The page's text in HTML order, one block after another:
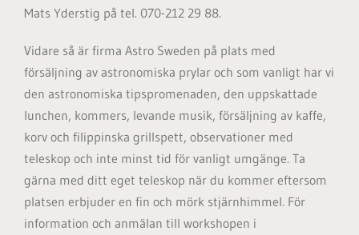
Mats Yderstig på tel. 070-212 29 88.
Vidare så är firma Astro Sweden på plats med
försäljning av astronomiska prylar och som vanligt har vi
den astronomiska tipspromenaden, den uppskattade
lunchen, kommers, levande musik, försäljning av kaffe,
korv och filippinska grillspett, observationer med
teleskop och inte minst tid för vanligt umgänge. Ta
gärna med ditt eget teleskop när du kommer eftersom
platsen erbjuder en fin och mörk stjärnhimmel. För
information och anmälan till workshopen i